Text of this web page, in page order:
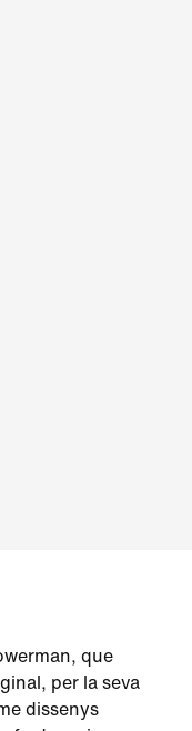
que
per la seva
dissenys